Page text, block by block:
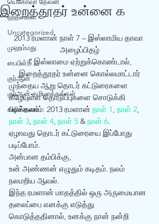
ஹதீஸ்கள்
Uncategorized
முஹம்மது
பைபிள்
குர்‍ஆன்
குர்‍ஆன் தமிழாக்கங்கள்
கிறிஸ்தவம்
இறைத்தூதர் உன்னை க
2013 ரமளான் நாள் 7 – இஸ்லாமிய தாவா
அழைப்பிதழ்
நீ இஸ்லாமை ஏற்றுக்கொண்டால்,
இறைத்தூதர் உன்னை கொல்லமாட்டார்
முந்தைய ஆறு தொடர் கட்டுரைகளை
கீழேயுள்ள தொடுப்புகளை சொடுக்கி
படிக்கலாம்: 2013 ரமளான் நாள் 1, நாள் 2,
நாள் 3, நாள் 4, நாள் 5 & நாள் 6.
ஏழாவது தொடர் கட்டுரையை இப்போது
படிப்போம்.
அன்பான தம்பிக்கு,
உன் அண்ணன் எழுதும் கடிதம். நலம்
நலமறிய ஆவல்.
இந்த ரமளான் மாதத்தில் ஒரு அருமையான
தலைப்பை எனக்கு எடுத்து
கொடுத்ததினால், உனக்கு நான் நன்றி